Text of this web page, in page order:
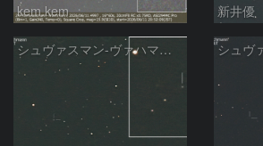
kem.kem 新井優
シュヴァスマン-ヴァハマン彗星 ( 29P )：2026/05/29